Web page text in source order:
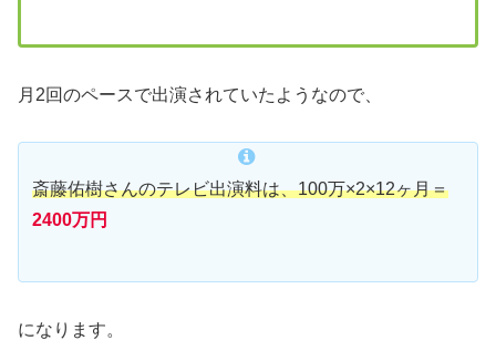
月2回のペースで出演されていたようなので、
斎藤佑樹さんのテレビ出演料は、100万×2×12ヶ月＝
2400万円
になります。